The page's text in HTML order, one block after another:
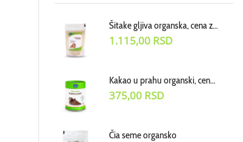
Šitake gljiva organska, cena za 100g
1.115,00 RSD
Kakao u prahu organski, cena za 100
375,00 RSD
Čia seme organsko